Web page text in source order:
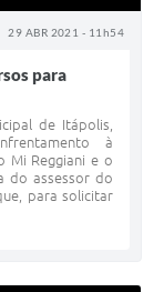
29 ABR 2021 - 11h54
para
de Itápolis,
à
Mi Reggiani e o
do assessor do
para solicitar